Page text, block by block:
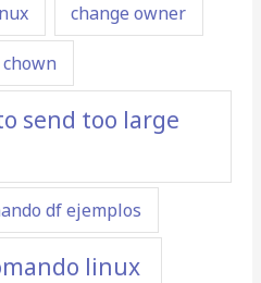
change owner
chown
send too large
df ejemplos
linux